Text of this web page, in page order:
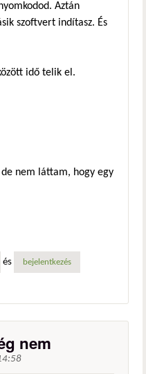
Aztán
szoftvert indítasz. És
idő telik el.
nem láttam, hogy egy
és bejelentkezés
nem